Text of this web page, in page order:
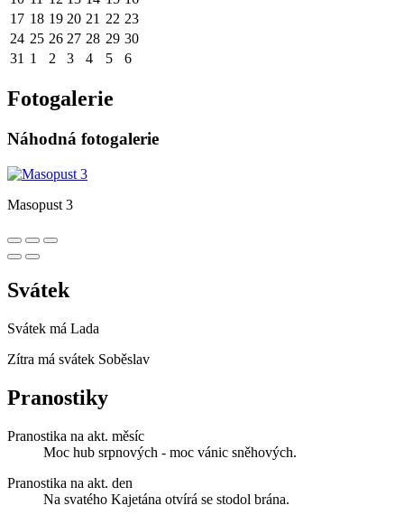
17 18 19 20 21 22 23
24 25 26 27 28 29 30
31 1 2 3 4 5 6
Fotogalerie
Náhodná fotogalerie
Masopust 3
Svátek
Svátek má Lada
Zítra má svátek Soběslav
Pranostiky
Pranostika na akt. měsíc
Moc hub srpnových - moc vánic sněhových.
Pranostika na akt. den
Na svatého Kajetána otvírá se stodol brána.